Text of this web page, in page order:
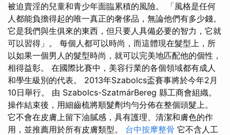
被迫賣淫的兒童和青少年面臨累積的風險。 「風格是任何
人都能負擔得起的唯一真正的奢侈品，無論他們有多少錢。
它是我們與生俱來的東西，但只要人具備必要的智力，它就
可以習得」。 每個人都可以時尚，而這體現在髮型上，所
以如果一個男人的髮型時尚，就可以完美地匹配他的個性，
相得益彰。 在國際比賽中，美容行業的各個領域都有成人
和學生級別的代表。 2013年Szabolcs盃賽事將於今年2月
10日舉行。 由 Szabolcs-SzatmárBereg 縣工商會組織。
操作結束後，用細齒梳將順髮劑均勻分佈在整個頭髮上。
它不會在皮膚上留下油膩感，具有護理、清潔和膚色的作
用，並推薦用於所有皮膚類型。 台中按摩整骨 它不含人工